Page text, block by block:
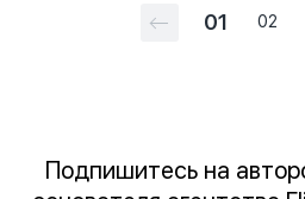
01 02
Подпишитесь на